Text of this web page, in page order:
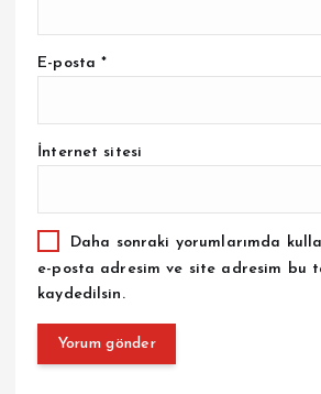
E-posta*
İnternet sitesi
Daha sonraki yorumlarımda
e-posta adresim ve site adresim bu
kaydedilsin.